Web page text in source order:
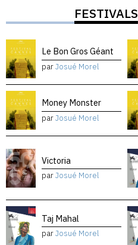
FESTIVALS
Le Bon Gros Géant
parJosué Morel
Money Monster
parJosué Morel
Victoria
parJosué Morel
Taj Mahal
parJosué Morel